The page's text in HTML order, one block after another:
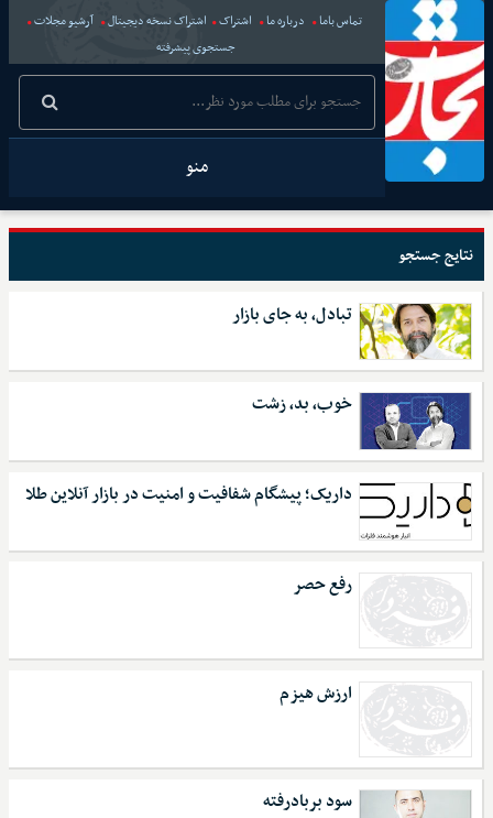
تماس باما درباره ما اشتراک اشتراک نسخه دیجیتال
آرشیو مجلات
جستجوی پیشرفته
منو
نتایج جستجو
تبادل، به‌ جای بازار
خوب، بد، زشت
داریک؛ پیشگام شفافیت و امنیت در بازار آنلاین طلا
رفع حصر
ارزش هیزم
سود بربادرفته